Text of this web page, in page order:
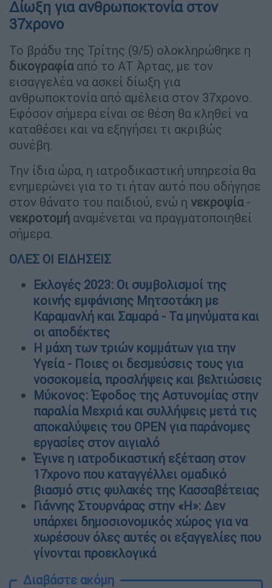
Δίωξη για ανθρωποκτονία στον
37χρονο
Το βράδυ της Τρίτης (9/5) ολοκληρώθηκε η
δικογραφίααπό το ΑΤ Άρτας, με τον
εισαγγελέα να ασκεί δίωξη για
ανθρωποκτονία από αμέλεια στον 37χρονο.
Εφόσον σήμερα είναι σε θέση θα κληθεί να
καταθέσει και να εξηγήσει τι ακριβώς
συνέβη.
Την ίδια ώρα, η ιατροδικαστική υπηρεσία θα
ενημερώνει για το τι ήταν αυτό που οδήγησε
στον θάνατο του παιδιού, ενώ η νεκροψία-
νεκροτομή αναμένεται να πραγματοποιηθεί
σήμερα.
ΟΛΕΣ ΟΙ ΕΙΔΗΣΕΙΣ
Εκλογές 2023: Οι συμβολισμοί της
κοινής εμφάνισης Μητσοτάκη με
Καραμανλή και Σαμαρά - Τα μηνύματα και
οι αποδέκτες
Η μάχη των τριών κομμάτων για την
Υγεία - Ποιες οι δεσμεύσεις τους για
νοσοκομεία, προσλήψεις και βελτιώσεις
Μύκονος: Έφοδος της Αστυνομίας στην
παραλία Μεχριά και συλλήψεις μετά τις
αποκαλύψεις του OPEN για παράνομες
εργασίες στον αιγιαλό
Έγινε η ιατροδικαστική εξέταση στον
17χρονο που καταγγέλλει ομαδικό
βιασμό στις φυλακές της Κασσαβέτειας
Γιάννης Στουρνάρας στην «Η»: Δεν
υπάρχει δημοσιονομικός χώρος για να
χωρέσουν όλες αυτές οι εξαγγελίες που
γίνονται προεκλογικά
Διαβάστε ακόμη